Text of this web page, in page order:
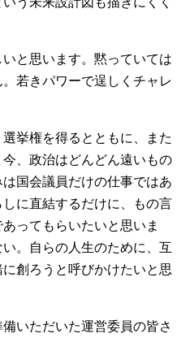
と思います。黙っていては
若きパワーで逞しくチャレ
挙権を得るとともに、また
、政治はどんどん遠いもの
国会議員だけの仕事ではあ
に直結するだけに、もの言
ってもらいたいと思いま
。自らの人生のために、互
創ろうと呼びかけたいと思
いただいた運営委員の皆さ